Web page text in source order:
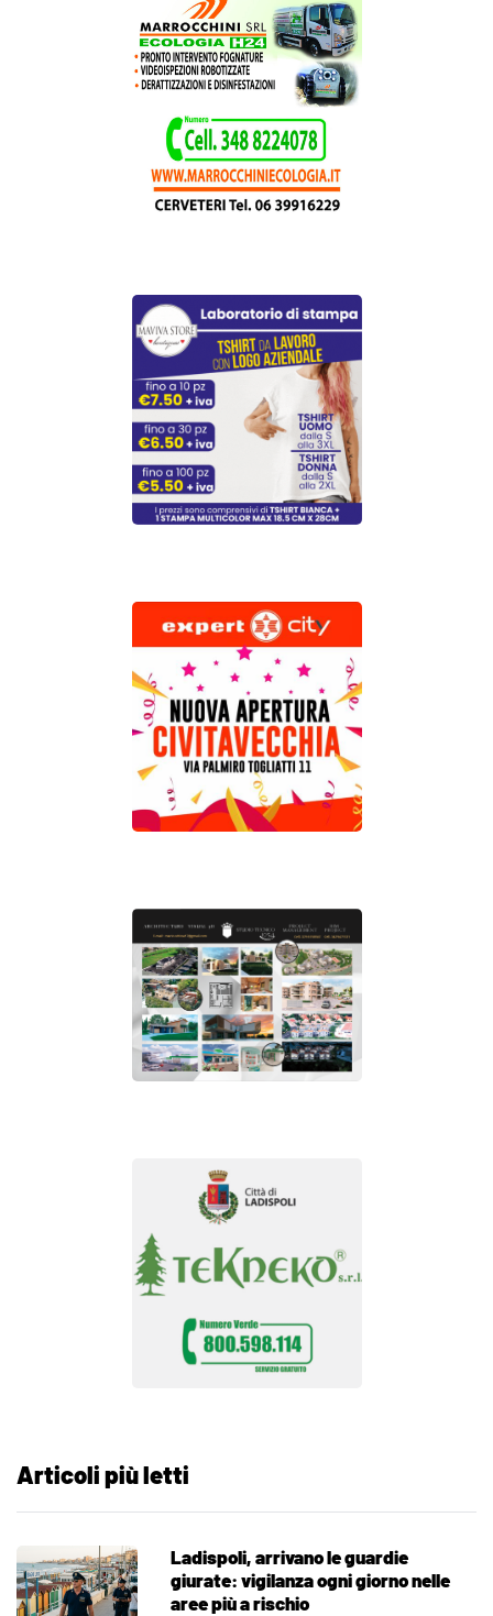
Articoli più letti
Ladispoli, arrivano le guardie
giurate: vigilanza ogni giorno nelle
aree più a rischio